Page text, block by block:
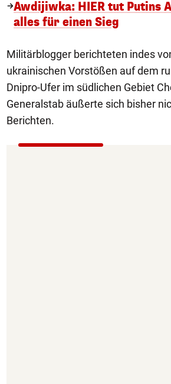
Awdijiwka: HIER tut Putins
alles für einen Sieg
Militärblogger berichteten indes
ukrainischen Vorstößen auf dem
Dnipro-Ufer im südlichen Gebiet
Generalstab äußerte sich bisher
Berichten.